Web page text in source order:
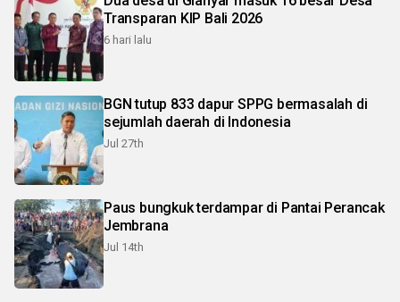
Transparan KIP Bali 2026
6 hari lalu
BGN tutup 833 dapur SPPG bermasalah di
sejumlah daerah di Indonesia
Jul 27th
Paus bungkuk terdampar di Pantai Perancak
Jembrana
Jul 14th